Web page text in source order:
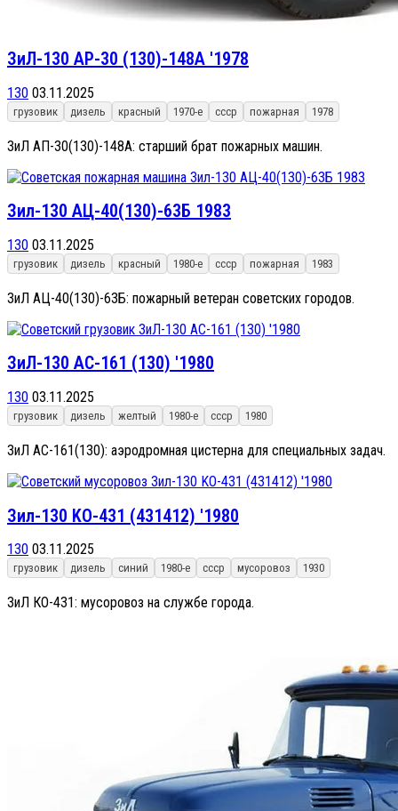
ЗиЛ-130 AP-30 (130)-148A '1978
130 03.11.2025
грузовик дизель красный 1970-е ссср пожарная 1978
ЗиЛ АП-30(130)-148А: старший брат пожарных машин.
Зил-130 АЦ-40(130)-63Б 1983
130 03.11.2025
грузовик дизель красный 1980-е ссср пожарная 1983
ЗиЛ АЦ-40(130)-63Б: пожарный ветеран советских городов.
ЗиЛ-130 АС-161 (130) '1980
130 03.11.2025
грузовик дизель желтый 1980-е ссср 1980
ЗиЛ АС-161(130): аэродромная цистерна для специальных задач.
Зил-130 KO-431 (431412) '1980
130 03.11.2025
грузовик дизель синий 1980-е ссср мусоровоз 1930
ЗиЛ КО-431: мусоровоз на службе города.